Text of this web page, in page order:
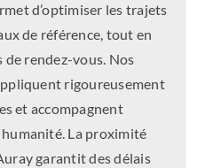
d’optimiser les trajets
de référence, tout en
rendez-vous. Nos
rigoureusement
et accompagnent
La proximité
garantit des délais